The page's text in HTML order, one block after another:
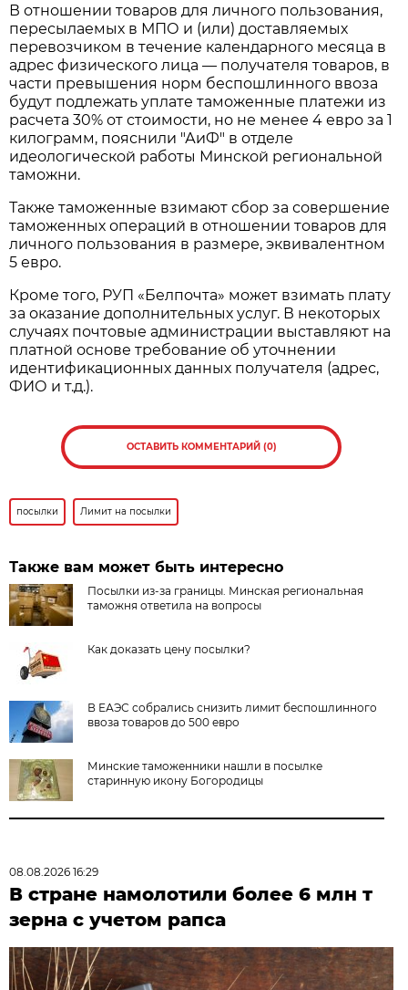
В отношении товаров для личного пользования,
пересылаемых в МПО и (или) доставляемых
перевозчиком в течение календарного месяца в
адрес физического лица — получателя товаров, в
части превышения норм беспошлинного ввоза
будут подлежать уплате таможенные платежи из
расчета 30% от стоимости, но не менее 4 евро за 1
килограмм, пояснили "АиФ" в отделе
идеологической работы Минской региональной
таможни.
Также таможенные взимают сбор за совершение
таможенных операций в отношении товаров для
личного пользования в размере, эквивалентном
5 евро.
Кроме того, РУП «Белпочта» может взимать плату
за оказание дополнительных услуг. В некоторых
случаях почтовые администрации выставляют на
платной основе требование об уточнении
идентификационных данных получателя (адрес,
ФИО и т.д.).
ОСТАВИТЬ КОММЕНТАРИЙ (0)
посылки Лимит на посылки
Также вам может быть интересно
Посылки из-за границы. Минская региональная
таможня ответила на вопросы
Как доказать цену посылки?
В ЕАЭС собрались снизить лимит беспошлинного
ввоза товаров до 500 евро
Минские таможенники нашли в посылке
старинную икону Богородицы
08.08.2026 16:29
В стране намолотили более 6 млн т
зерна с учетом рапса